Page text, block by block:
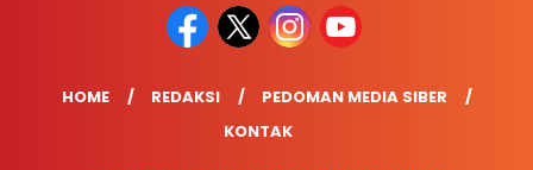
HOME REDAKSI
PEDOMAN MEDIA SIBER
KONTAK